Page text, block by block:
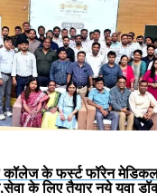
कॉलेज के फर्स्ट फॉरेन
के लिए तैयार नये युवा